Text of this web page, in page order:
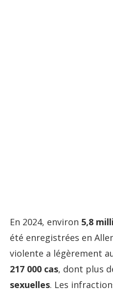
En 2024, environ 5,8
été enregistrées en
violente a légèrement
217 000 cas, dont plus
sexuelles. Les